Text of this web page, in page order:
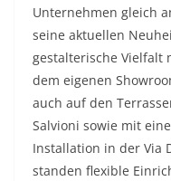
Unternehmen gleich
seine aktuellen
gestalterische Vielfalt
dem eigenen
auch auf den
Salvioni sowie mit
Installation in der Via
standen flexible